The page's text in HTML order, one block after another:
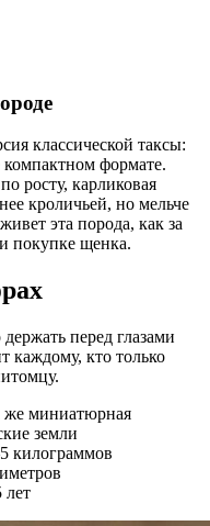
классической таксы:
формате.
росту, карликовая
кроличьей, но мельче
эта порода, как за
покупке щенка.
перед глазами
каждому, кто только
же миниатюрная
земли
килограммов
лет